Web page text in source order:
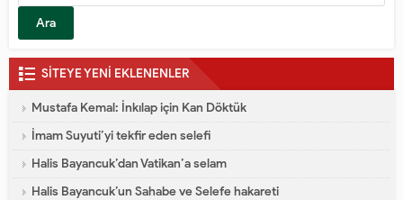
SİTEYE YENİ EKLENENLER
Mustafa Kemal: İnkılap için Kan Döktük
İmam Suyuti’yi tekfir eden selefi
Halis Bayancuk’dan Vatikan’a selam
Halis Bayancuk’un Sahabe ve Selefe hakareti